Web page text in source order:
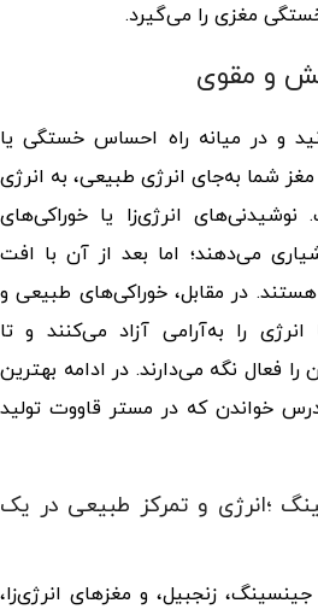
مغزی را می‌گیرد.
و مقوی
و در میانه‌ راه احساس خستگی یا
مغز شما به‌جای انرژی طبیعی، به انرژی
انرژی‌زا یا خوراکی‌های
می‌دهند؛ اما بعد از آن با افت
در مقابل، خوراکی‌های طبیعی و
را به‌آرامی آزاد می‌کنند و تا
فعال نگه می‌دارند. در ادامه بهترین
خواندن که در مستر قاووت تولید
؛انرژی و تمرکز طبیعی در یک
زنجبیل، و مغزهای انرژی‌زا،